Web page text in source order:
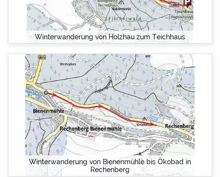
Winterwanderung von Holzhau zum Teichhaus
Winterwanderung von Bienenmühle bis Ökobad in
Rechenberg